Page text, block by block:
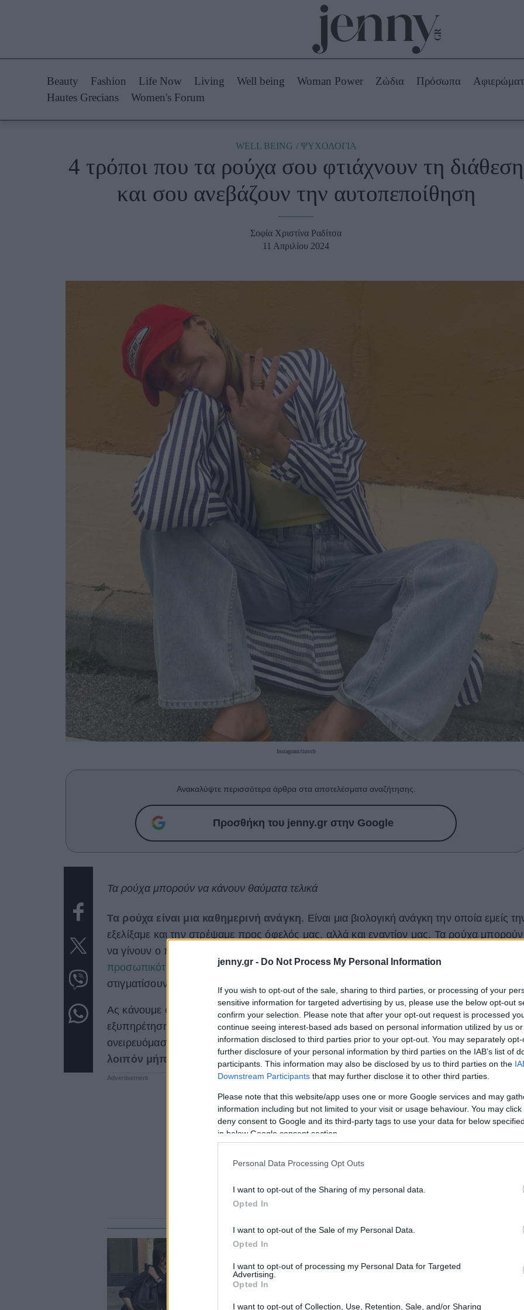
jenny.gr - Do Not Process My Personal Information
If you wish to opt-out of the sale, sharing to third parties, or processing of your
sensitive information for targeted advertising by us, please use the below opt-out
confirm your selection. Please note that after your opt-out request is processed
continue seeing interest-based ads based on personal information utilized by us
information disclosed to third parties prior to your opt-out. You may separately
further disclosure of your personal information by third parties on the IAB’s list of
participants. This information may also be disclosed by us to third parties on the
Downstream Participants that may further disclose it to other third parties.
Please note that this website/app uses one or more Google services and may
information including but not limited to your visit or usage behaviour. You may
deny consent to Google and its third-party tags to use your data for below
in below Google consent section.
Personal Data Processing Opt Outs
I want to opt-out of the Sharing of my personal data.
Opted In
I want to opt-out of the Sale of my Personal Data.
Opted In
I want to opt-out of processing my Personal Data for Targeted
Advertising.
Opted In
I want to opt-out of Collection, Use, Retention, Sale, and/or Sharing
Styling Tips
Fashion News
Beauty -
Ομορφιά
Skincare
Μακιγιάζ
Woman Power Πρόσωπα
Celebrities
Ζώδια
ΒΟΞ
Hautes Grecians Γάμος
Beauty Fashion Life Now Living Well being Woman Power Ζώδια Πρόσωπα
Hautes Grecians
Women's Forum
WELL BEING ΨΥΧΟΛΟΓΙΑ
4 τρόποι που τα ρούχα σου φτιάχνουν τη διάθεση
και σου ανεβάζουν την αυτοπεποίθηση
Σοφία Χριστίνα Ραδίτσα
11 Απριλίου 2024
Instagram/tinvcb
Ανακαλύψτε περισσότερα άρθρα στα αποτελέσματα αναζήτησης.
Προσθήκη του jenny.gr στην Google
Τα ρούχα μπορούν να κάνουν θαύματα τελικά
Τα ρούχα είναι μια καθημερινή ανάγκη. Είναι μια βιολογική ανάγκη την οποία εμείς
εξελίξαμε και την στρέψαμε προς όφελός μας, αλλά και εναντίον μας. Τα ρούχα μπορούν
να γίνουν ο πιο άμεσος δρόμος για να δείξουμε στους υπόλοιπους ανθρώπους την
προσωπικότητά μας και τις αντιλήψεις μας, ενώ από την άλλη μπορούν εύκολα να μας
στιγματίσουν και να μας βάλουν μια ταμπέλα, την οποία δεν επιλέξαμε εμείς.
Ας κάνουμε φόκους όμως στα θετικά. Τα ρούχα είναι εδώ για εμάς, για τη δική μας
εξυπηρέτηση και χαρά. Μπορούμενα πειραματιζόμαστε, να διασκεδάζουμε, να
ονειρευόμαστε και όλα αυτά μέσα από μερικά κομμάτια ύφασμα.Αυτά τα κομμάτια
λοιπόν μήπως μπορούν να κάνουν κάτι και για την
αυτοπεποίθησή μας ;
Total black και την άνοιξη; 5 cool σύνολα που
θέλεις να αντιγράψεις